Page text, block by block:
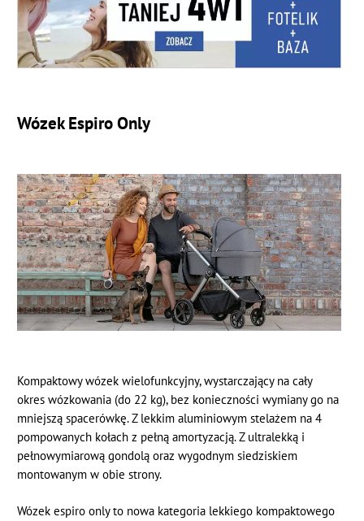
Wózek Espiro Only
Kompaktowy wózek wielofunkcyjny, wystarczający na cały
okres wózkowania (do 22 kg), bez konieczności wymiany go na
mniejszą spacerówkę. Z lekkim aluminiowym stelażem na 4
pompowanych kołach z pełną amortyzacją. Z ultralekką i
pełnowymiarową gondolą oraz wygodnym siedziskiem
montowanym w obie strony.
Wózek espiro only to nowa kategoria lekkiego kompaktowego